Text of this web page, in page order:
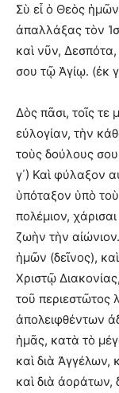
Σὺ εἶ ὁ Θεὸς
ἀπαλλάξας τὸν
καὶ νῦν,
σου τῷ Ἁγίῳ. (ἐκ
Δὸς πᾶσι, τοῖς
εὐλογίαν, τὴν
τοὺς δούλους
γ΄) Καὶ φύλαξον
ὑπόταξον ὑπὸ
πολέμιον,
ζωὴν τὴν
ἡμῶν (δεῖνος),
Χριστῷ
τοῦ περιεστῶτος
ἀπολειφθέντων
ἡμᾶς, κατὰ τὸ
καὶ διὰ Ἀγγέλων,
καὶ διὰ ἀοράτων,